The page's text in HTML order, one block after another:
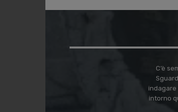
C’è
indagare
intorno